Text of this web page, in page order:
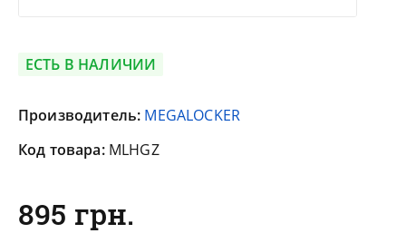
ЕСТЬ В НАЛИЧИИ
Производитель: MEGALOCKER
Код товара: MLHGZ
895 грн.